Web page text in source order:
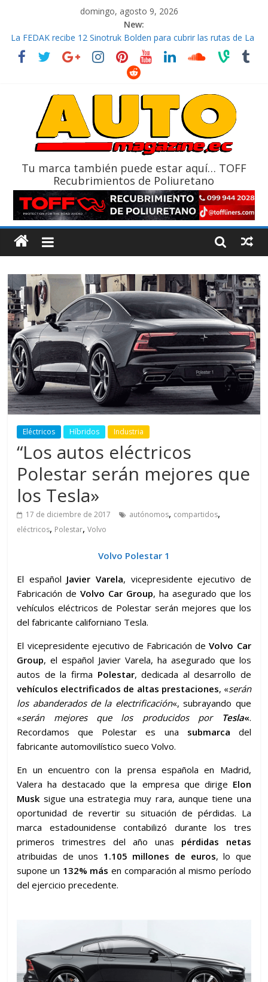
domingo, agosto 9, 2026
New:
La FEDAK recibe 12 Sinotruk Bolden para cubrir las rutas de La
Vuelta
El costo de tener un vehículo gana protagonismo a la hora de
¿Qué puede pasar con tu vehículo si permanece varios días sin
La Vuelta al Ecuador 2026, edición 47ª, recorre 7 provincias en 8
Tu marca también puede estar aquí… TOFF
Recubrimientos de Poliuretano
Eléctricos Híbridos Industria
“Los autos eléctricos
Polestar serán mejores que
los Tesla»
17 de diciembre de 2017 autónomos, compartidos,
eléctricos, Polestar,Volvo
Volvo Polestar 1
El español Javier Varela, vicepresidente ejecutivo de
Fabricación deVolvo Car Group, ha asegurado que los
vehículos eléctricos de Polestar serán mejores que los
del fabricante californiano Tesla.
El vicepresidente ejecutivo de Fabricación deVolvo Car
Group, el español Javier Varela, ha asegurado que los
autos de la firma Polestar, dedicada al desarrollo de
vehículos electrificados de altas prestaciones, «serán
los abanderados de la electrificación«, subrayando que
«serán mejores que los producidos por Tesla«.
Recordamos que Polestar es una submarca del
fabricante automovilístico sueco Volvo.
En un encuentro con la prensa española en Madrid,
Valera ha destacado que la empresa que dirige Elon
Musk sigue una estrategia muy rara, aunque tiene una
oportunidad de revertir su situación de pérdidas. La
marca estadounidense contabilizó durante los tres
primeros trimestres del año unas pérdidas netas
atribuidas de unos 1.105 millones de euros, lo que
supone un 132% más en comparación al mismo período
del ejercicio precedente.